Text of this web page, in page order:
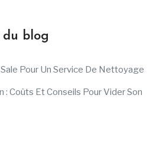
du blog
Pour Un Service De Nettoyage
: Coûts Et Conseils Pour Vider Son